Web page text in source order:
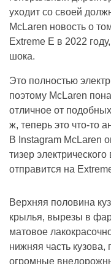
уходит со своей
McLaren новость о
Extreme E в 2022
шока.
Это полностью
поэтому McLaren
отличное от
ж, теперь это что-то
В Instagram McLaren
тизер
отправится на
Верхняя половина
крылья, вырезы в
матовое
нижняя часть
огромные